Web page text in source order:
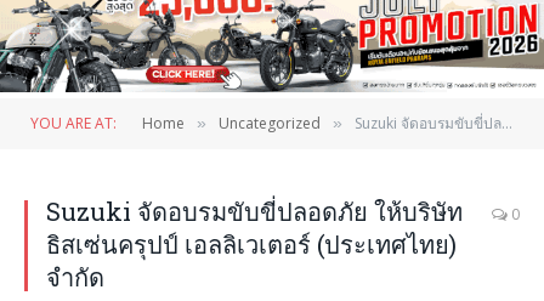
YOU ARE AT: Home » Uncategorized » Suzuki จัดอบรมขับขี่ปลอดภัย ให้บริษัท ธิสเซ่นครุปป์ เอลลิเวเตอร์ (ประเทศไทย) จำกัด
Suzuki จัดอบรมขับขี่ปลอดภัย ให้บริษัท
ธิสเซ่นครุปป์ เอลลิเวเตอร์ (ประเทศไทย)
จำกัด
0